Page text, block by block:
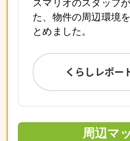
スマリオのスタッフ
た、物件の周辺環境
とめました。
くらしレポー
周辺マ